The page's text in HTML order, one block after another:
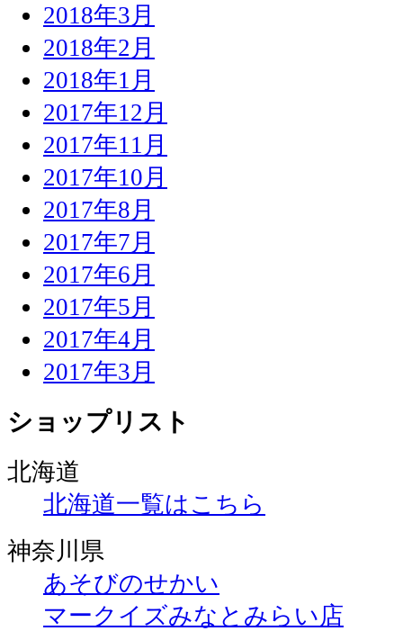
2018年3月
2018年2月
2018年1月
2017年12月
2017年11月
2017年10月
2017年8月
2017年7月
2017年6月
2017年5月
2017年4月
2017年3月
ショップリスト
北海道
北海道一覧はこちら
神奈川県
あそびのせかい
マークイズみなとみらい店